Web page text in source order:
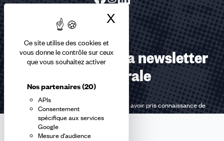
Ce site utilise des cookies et
vous donne le contrôle sur ceux
que vous souhaitez activer
Nos partenaires(20)
APIs
Consentement
spécifique aux services
Google
Mesure d'audience
X Masquer le
Abonnez-vous à la newsletter
confédérale
En m'inscrivant à la newsletter, j'affirme avoir pris connaissance de
lapolitique de confidentialité de la CFDT.